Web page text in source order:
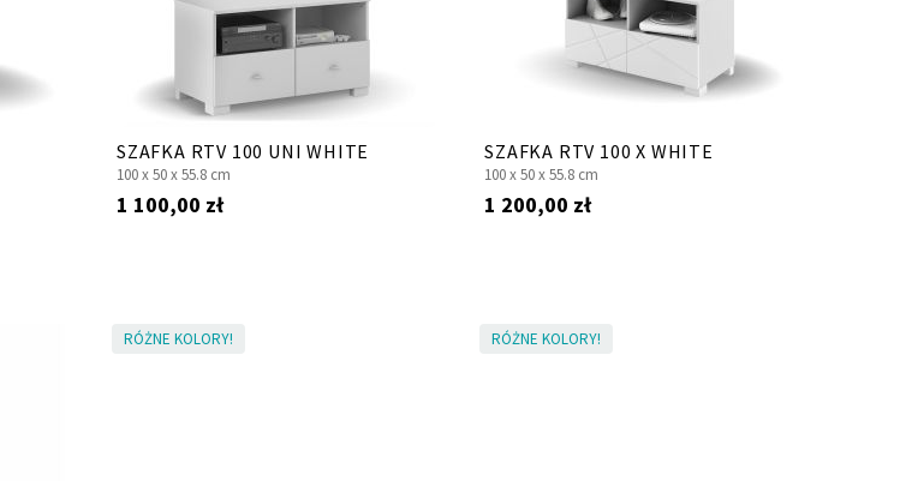
SZAFKA RTV 100 UNI WHITE
100 x50 x55.8 cm
1 100,00 zł
SZAFKA RTV 100 X WHITE
100 x50 x55.8 cm
1 200,00 zł
RÓŻNE KOLORY! RÓŻNE KOLORY!